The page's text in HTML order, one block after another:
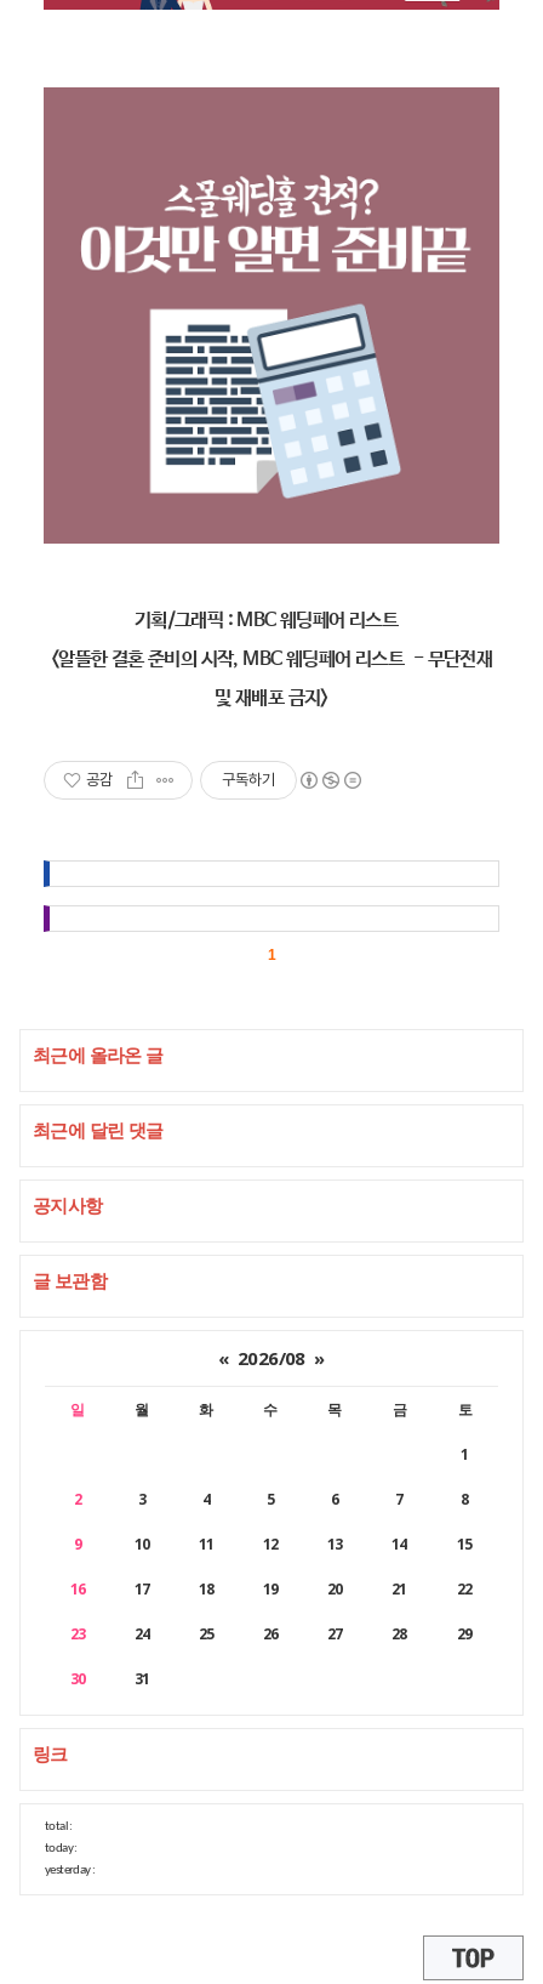
기획/그래픽 : MBC 웨딩페어 리스트
<알뜰한 결혼 준비의 시작, MBC 웨딩페어 리스트 - 무단전재
및 재배포 금지>
공감 구독하기
1
최근에 올라온 글
최근에 달린 댓글
공지사항
글 보관함
« 2026/08 »
일 월 화 수 목 금 토
1
2 3 4 5 6 7 8
9 10 11 12 13 14 15
16 17 18 19 20 21 22
23 24 25 26 27 28 29
30 31
링크
total :
today :
yesterday :